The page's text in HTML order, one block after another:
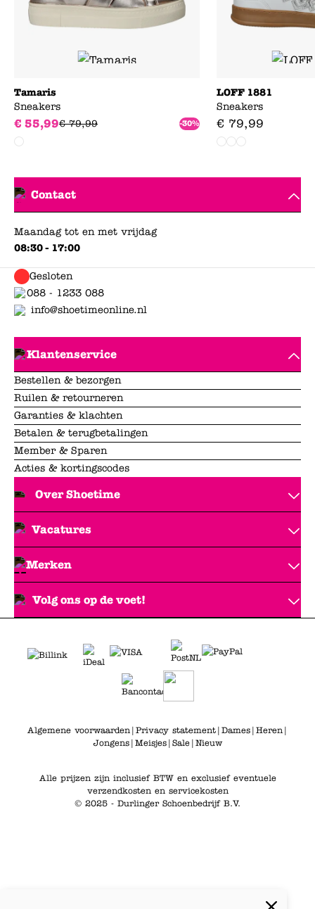
Tamaris
Sneakers
€ 55,99€ 79,99 -30%
LOFF 1881
Sneakers
€ 79,99
Contact
Maandag tot en met vrijdag
08:30 - 17:00
Gesloten
088 - 1233 088
info@shoetimeonline.nl
Klantenservice
Bestellen & bezorgen
Ruilen & retourneren
Garanties & klachten
Betalen & terugbetalingen
Member & Sparen
Acties & kortingscodes
Over Shoetime
Vacatures
Merken
Volg ons op de voet!
Algemene voorwaarden| Privacy statement| Dames| Heren|
Jongens| Meisjes| Sale| Nieuw
Alle prijzen zijn inclusief BTW en exclusief eventuele
verzendkosten en servicekosten
© 2025 - Durlinger Schoenbedrijf B.V.